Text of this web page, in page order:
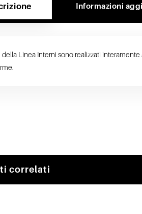
Informazioni
della Linea Interni sono realizzati
correlati